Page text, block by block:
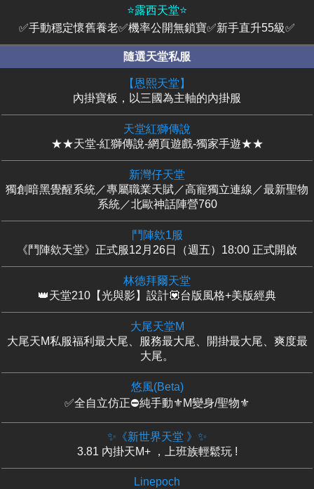
⭐露西天堂⭐
✅手動穩定懷舊養老✅機率公開無鎖寶✅新手直升55級✅
隨選天堂私服
【恩熙天堂】
內掛寶板，以三國為主軸的內掛服
天堂紅獅傳說
★★天堂-紅獅傳說-網頁遊戲-獨家手遊★★
新灣仔天堂
獨創暗黑覺醒系統／專屬職業天賦／高寵獨立連線／最新聖物
系統／北歐神話陣營760
鬥陣欸1服
《鬥陣欸天堂》正式服12月26日（週五）18:00 正式開啟
林德拜爾天堂
👑天堂210【光與影】設計💟台版風格+美版經典
大尾天堂M
大尾天M私服福利最大尾、服務最大尾、開掛最大尾、爽度最
大尾。
悠風(Beta)
✅全自立仿正⛔純手動⚜️M變身/聖物⚜️
✨《新世界天堂 》✨
3.81 內掛天M+ ，上班族輕鬆玩 !
Linepoch